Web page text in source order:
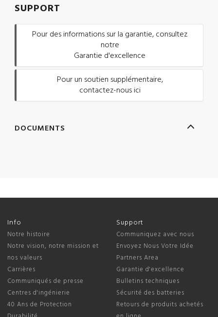
SUPPORT
Pour des informations sur la garantie, consultez
notre
Garantie d'excellence
Pour un soutien supplémentaire,
contactez-nous ici
DOCUMENTS
Info
Notre histoire
Notre vision, notre mission et
nos valeurs
Carrières
Communiqués de presse
Centres d'ingénierie
40 Ans de Protection
Support
Communiquez avec nous
Envoyez Nous Votre Idée
Partners Area
Garantie d'excellence
Bulletins techniques
Sécurité des batteries
Retours de produits achetés